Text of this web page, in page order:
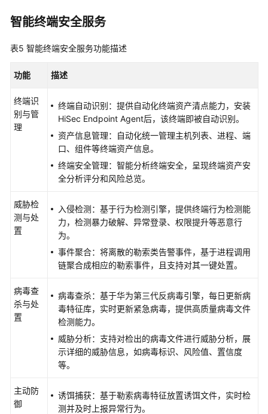
用
参
产
品
术
语
云
服
（SLA）
白
支
智能终端安全服务
表5 智能终端安全服务功能描述
功能 描述
终端识
别与管
理
终端自动识别：提供自动化终端资产清点能力，安装
HiSec Endpoint Agent后，该终端即被自动识别。
资产信息管理：自动化统一管理主机列表、进程、端
口、组件等终端资产信息。
终端安全管理：智能分析终端安全，呈现终端资产安
全分析评分和风险总览。
威胁检
测与处
置
入侵检测：基于行为检测引擎，提供终端行为检测能
力，检测暴力破解、异常登录、权限提升等恶意行
为。
事件聚合：将离散的勒索类告警事件，基于进程调用
链聚合成相应的勒索事件，且支持对其一键处置。
病毒查
杀与处
置
病毒查杀：基于华为第三代反病毒引擎，每日更新病
毒特征库，实时更新紧急病毒，提供高质量病毒文件
检测能力。
威胁分析：支持对检出的病毒文件进行威胁分析，展
示详细的威胁信息，如病毒标识、风险值、置信度
等。
主动防
御
诱饵捕获：基于勒索病毒特征放置诱饵文件，实时检
测并及时上报异常行为。